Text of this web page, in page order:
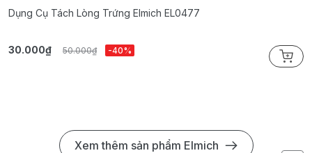
Dụng Cụ Tách Lòng Trứng Elmich EL0477
30.000₫ 50.000₫ -40%
Xem thêm sản phẩm Elmich